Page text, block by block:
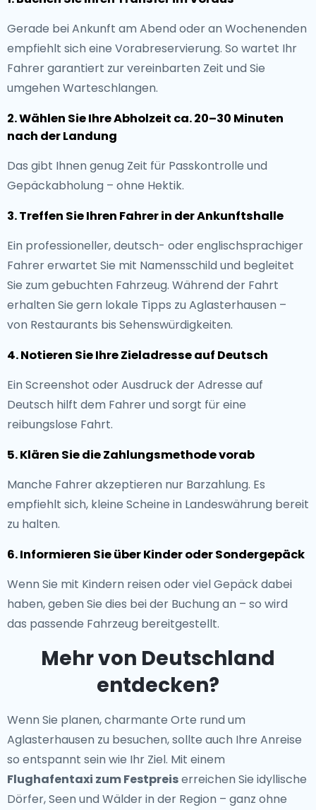
Gerade bei Ankunft am Abend oder an Wochenenden
empfiehlt sich eine Vorabreservierung. So wartet Ihr
Fahrer garantiert zur vereinbarten Zeit und Sie
umgehen Warteschlangen.
2. Wählen Sie Ihre Abholzeit ca. 20–30 Minuten
nach der Landung
Das gibt Ihnen genug Zeit für Passkontrolle und
Gepäckabholung – ohne Hektik.
3. Treffen Sie Ihren Fahrer in der Ankunftshalle
Ein professioneller, deutsch- oder englischsprachiger
Fahrer erwartet Sie mit Namensschild und begleitet
Sie zum gebuchten Fahrzeug. Während der Fahrt
erhalten Sie gern lokale Tipps zu Aglasterhausen –
von Restaurants bis Sehenswürdigkeiten.
4. Notieren Sie Ihre Zieladresse auf Deutsch
Ein Screenshot oder Ausdruck der Adresse auf
Deutsch hilft dem Fahrer und sorgt für eine
reibungslose Fahrt.
5. Klären Sie die Zahlungsmethode vorab
Manche Fahrer akzeptieren nur Barzahlung. Es
empfiehlt sich, kleine Scheine in Landeswährung bereit
zu halten.
6. Informieren Sie über Kinder oder Sondergepäck
Wenn Sie mit Kindern reisen oder viel Gepäck dabei
haben, geben Sie dies bei der Buchung an – so wird
das passende Fahrzeug bereitgestellt.
Mehr von Deutschland
entdecken?
Wenn Sie planen, charmante Orte rund um
Aglasterhausen zu besuchen, sollte auch Ihre Anreise
so entspannt sein wie Ihr Ziel. Mit einem
Flughafentaxi zum Festpreiserreichen Sie idyllische
Dörfer, Seen und Wälder in der Region – ganz ohne